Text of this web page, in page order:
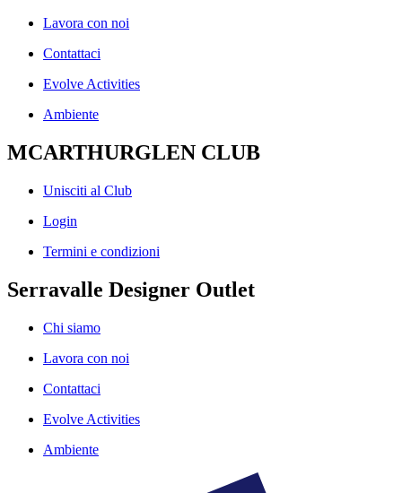
Lavora con noi
Contattaci
Evolve Activities
Ambiente
MCARTHURGLEN CLUB
Unisciti al Club
Login
Termini e condizioni
Serravalle Designer Outlet
Chi siamo
Lavora con noi
Contattaci
Evolve Activities
Ambiente